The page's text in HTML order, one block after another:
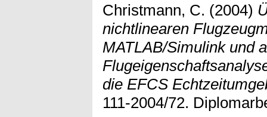
Christmann, C. (2004)
nichtlinearen
MATLAB/Simulink und
die EFCS
111-2004/72.